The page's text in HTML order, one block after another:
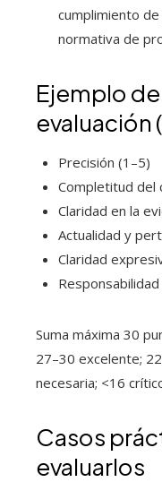
cumplimiento
normativa de
Ejemplo
Precisión (1–5)
Completitud del
Claridad en la
Actualidad y
Claridad
Suma máxima 30
27–30 excelente;
necesaria; <16
Casos
evaluarlos